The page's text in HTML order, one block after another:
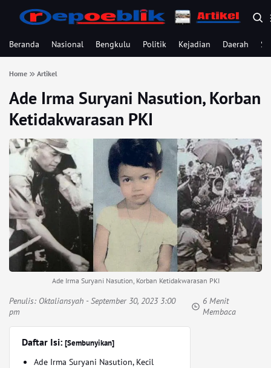
Beranda Nasional Bengkulu Politik Kejadian Daerah
Home Artikel
Ade Irma Suryani Nasution, Korban
Ketidakwarasan PKI
Ade Irma Suryani Nasution, Korban Ketidakwarasan PKI
Penulis: Oktaliansyah - September 30, 2023 3:00
pm
6 Menit
Membaca
Daftar Isi: [Sembunyikan]
Ade Irma Suryani Nasution, Kecil